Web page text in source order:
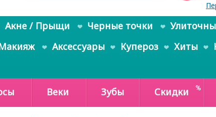
Акне / Прыщи Черные точки
Аксессуары Купероз Хиты
Веки Зубы Скидки